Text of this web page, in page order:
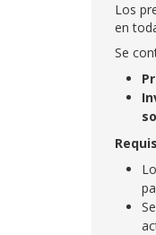
Los
en
Se